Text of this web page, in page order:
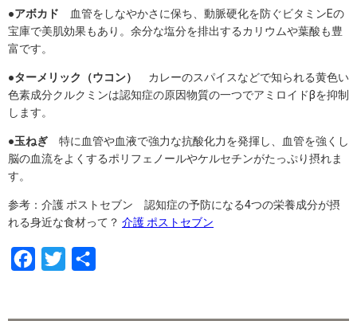
●アボカド 血管をしなやかさに保ち、動脈硬化を防ぐビタミンEの
宝庫で美肌効果もあり。余分な塩分を排出するカリウムや葉酸も豊
富です。
●ターメリック（ウコン）
カレーのスパイスなどで知られる黄色い
色素成分クルクミンは認知症の原因物質の一つでアミロイドβを抑制
します。
●玉ねぎ 特に血管や血液で強力な抗酸化力を発揮し、血管を強くし
脳の血流をよくするポリフェノールやケルセチンがたっぷり摂れま
す。
参考：介護 ポストセブン 認知症の予防になる4つの栄養成分が摂
れる身近な食材って？ 介護 ポストセブン